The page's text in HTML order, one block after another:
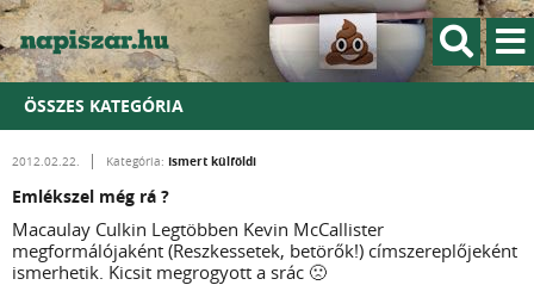
ÖSSZES KATEGÓRIA
2012.02.22. Kategória: Ismert külföldi
Emlékszel még rá ?
Macaulay Culkin Legtöbben Kevin McCallister
megformálójaként (Reszkessetek, betörők!) címszereplőjeként
ismerhetik. Kicsit megrogyott a srác 🙁